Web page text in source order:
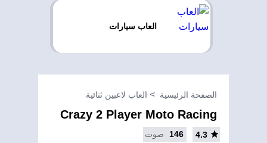
العاب سيارات
الصفحة الرئيسية العاب لاعبين ثنائية
Crazy 2 Player Moto Racing
4.3
146 صوت